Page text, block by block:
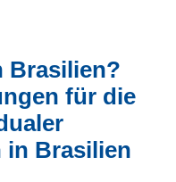
am Beispiel des
Brasilien?
für die
in Brasilien